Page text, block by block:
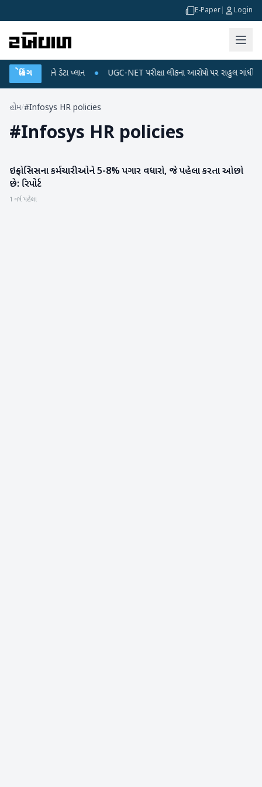
E-Paper Login
બ્રેકિંગ
રિચાર્જ અને ડેટા પ્લાન ● UGC-NET પરીક્ષા લીકના આરોપો પર રાહુલ ગાંધીએ કેન્દ્ર
હોમ/#Infosys HR policies
#Infosys HR policies
બિઝનેસ
ઇન્ફોસિસના કર્મચારીઓને 5-8% પગાર વધારો, જે પહેલા કરતા ઓછો
છે: રિપોર્ટ
1 વર્ષ પહેલા